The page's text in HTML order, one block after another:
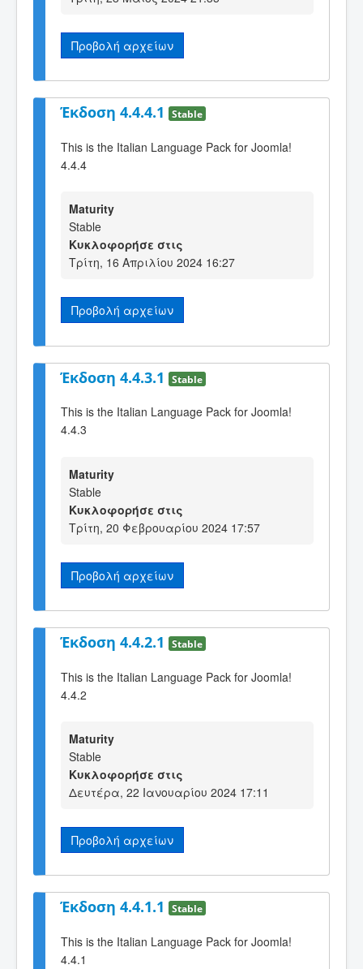
Προβολή αρχείων
Έκδοση 4.4.4.1 Stable
This is the Italian Language Pack for Joomla!
4.4.4
Maturity
Stable
Κυκλοφορήσε στις
Τρίτη, 16 Απριλίου 2024 16:27
Προβολή αρχείων
Έκδοση 4.4.3.1 Stable
This is the Italian Language Pack for Joomla!
4.4.3
Maturity
Stable
Κυκλοφορήσε στις
Τρίτη, 20 Φεβρουαρίου 2024 17:57
Προβολή αρχείων
Έκδοση 4.4.2.1 Stable
This is the Italian Language Pack for Joomla!
4.4.2
Maturity
Stable
Κυκλοφορήσε στις
Δευτέρα, 22 Ιανουαρίου 2024 17:11
Προβολή αρχείων
Έκδοση 4.4.1.1 Stable
This is the Italian Language Pack for Joomla!
4.4.1